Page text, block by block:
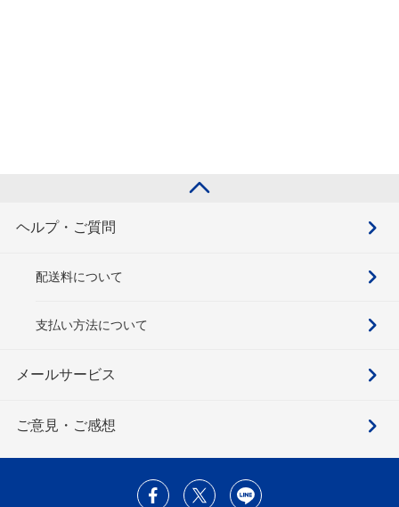
ヘルプ・ご質問
配送料について
支払い方法について
メールサービス
ご意見・ご感想